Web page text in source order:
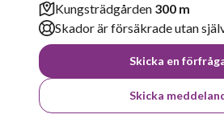
Kungsträdgården 300 m
Skador är försäkrade utan
Skicka en
Skicka